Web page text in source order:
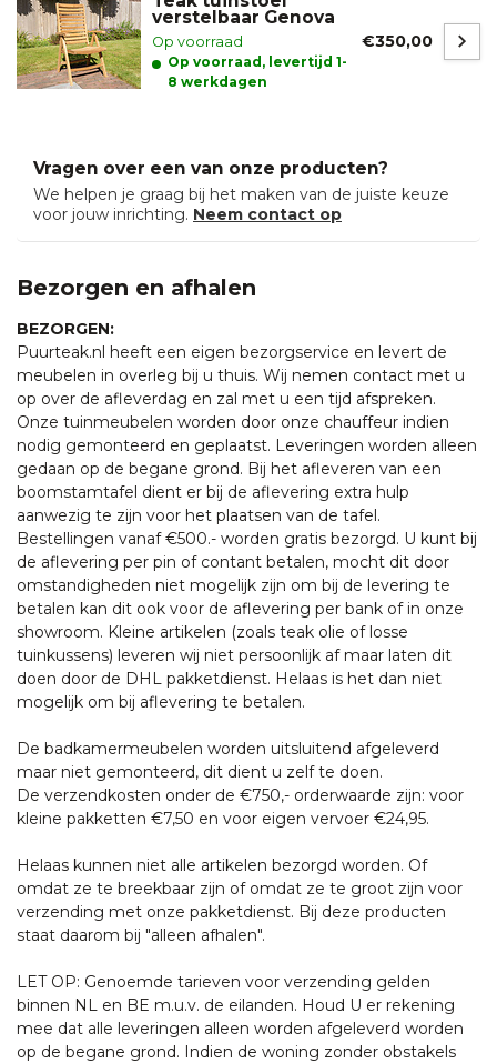
verstelbaar Genova
Op voorraad
Op voorraad, levertijd 1-
8 werkdagen
€350,00
Vragen over een van onze producten?
We helpen je graag bij het maken van de juiste keuze
voor jouw inrichting. Neem contact op
Bezorgen en afhalen
BEZORGEN:
Puurteak.nl heeft een eigen bezorgservice en levert de
meubelen in overleg bij u thuis. Wij nemen contact met u
op over de afleverdag en zal met u een tijd afspreken.
Onze tuinmeubelen worden door onze chauffeur indien
nodig gemonteerd en geplaatst. Leveringen worden alleen
gedaan op de begane grond. Bij het afleveren van een
boomstamtafel dient er bij de aflevering extra hulp
aanwezig te zijn voor het plaatsen van de tafel.
Bestellingen vanaf €500.- worden gratis bezorgd. U kunt bij
de aflevering per pin of contant betalen, mocht dit door
omstandigheden niet mogelijk zijn om bij de levering te
betalen kan dit ook voor de aflevering per bank of in onze
showroom. Kleine artikelen (zoals teak olie of losse
tuinkussens) leveren wij niet persoonlijk af maar laten dit
doen door de DHL pakketdienst. Helaas is het dan niet
mogelijk om bij aflevering te betalen.
De badkamermeubelen worden uitsluitend afgeleverd
maar niet gemonteerd, dit dient u zelf te doen.
De verzendkosten onder de €750,- orderwaarde zijn: voor
kleine pakketten €7,50 en voor eigen vervoer €24,95.
Helaas kunnen niet alle artikelen bezorgd worden. Of
omdat ze te breekbaar zijn of omdat ze te groot zijn voor
verzending met onze pakketdienst. Bij deze producten
staat daarom bij "alleen afhalen".
LET OP: Genoemde tarieven voor verzending gelden
binnen NL en BE m.u.v. de eilanden. Houd U er rekening
mee dat alle leveringen alleen worden afgeleverd worden
op de begane grond. Indien de woning zonder obstakels